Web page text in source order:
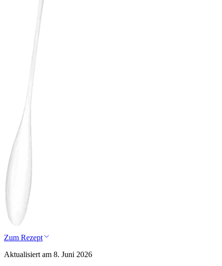
Zum Rezept
Aktualisiert am 8. Juni 2026